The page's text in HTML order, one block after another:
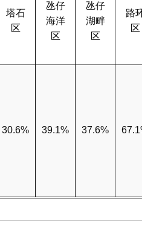
塔石
区
氹仔
海洋
区
氹仔
湖畔
区
路
区
30.6% 39.1% 37.6%